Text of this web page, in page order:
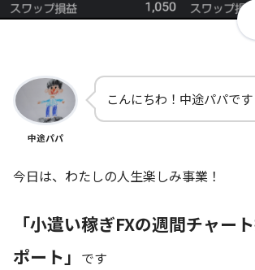
中途パパ
こんにちわ！中途パパです
今日は、わたしの人生楽しみ事業！
「小遣い稼ぎFXの週間チャー
ポート」 です